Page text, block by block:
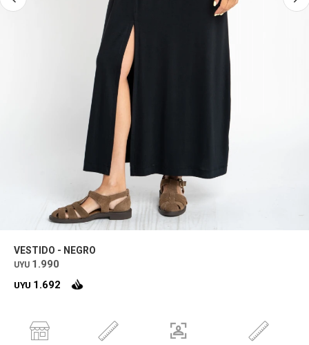
VESTIDO - NEGRO
UYU 1.990
UYU 1.692